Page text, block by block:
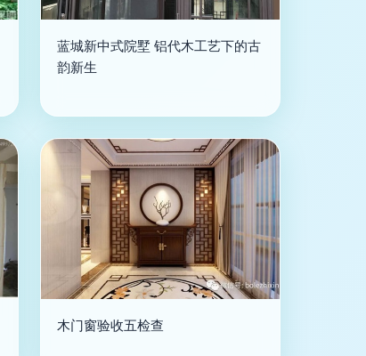
蓝城新中式院墅 铝代木工艺下的古
韵新生
木门窗验收五检查